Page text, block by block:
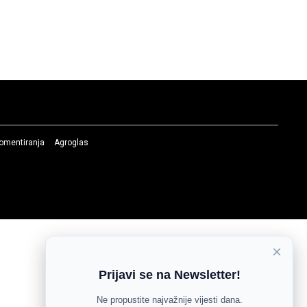
Agroglas
×
Prijavi se na Newsletter!
Ne propustite najvažnije vijesti dana.